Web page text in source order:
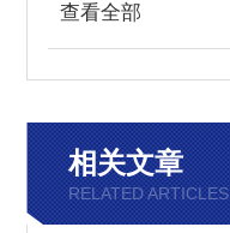
查看全部
相关文章
RELATED ARTICLES